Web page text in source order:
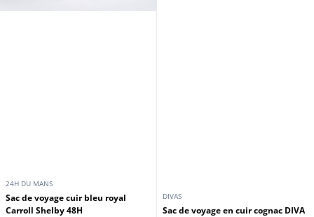
24H DU MANS
Sac de voyage cuir bleu royal
Carroll Shelby 48H
DIVAS
Sac de voyage en cuir cognac DIVA